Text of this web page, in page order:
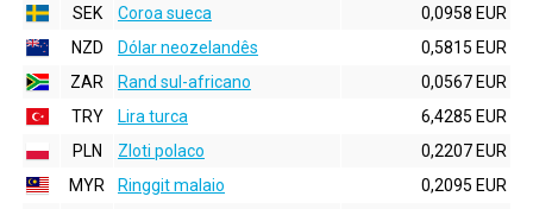
SEK
Coroa sueca
0,0958 EUR
NZD
Dólar neozelandês
0,5815 EUR
ZAR
Rand sul-africano
0,0567 EUR
TRY
Lira turca
6,4285 EUR
PLN
Zloti polaco
0,2207 EUR
MYR
Ringgit malaio
0,2095 EUR